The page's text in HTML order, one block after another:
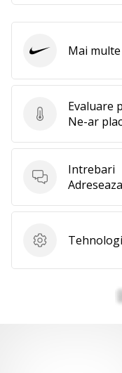
articolele
Evaluare
Evaluare
Ne-ar
Intrebari
Intrebari
Tehnologie
Mai